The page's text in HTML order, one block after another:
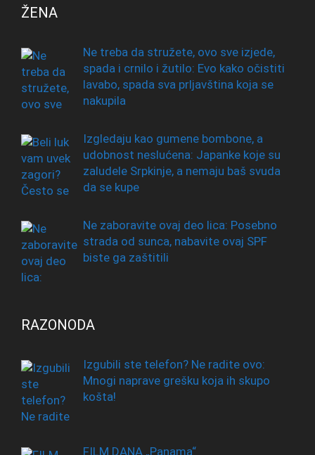
ŽENA
Ne treba da stružete, ovo sve izjede,
spada i crnilo i žutilo: Evo kako očistiti
lavabo, spada sva prljavština koja se
nakupila
Izgledaju kao gumene bombone, a
udobnost neslućena: Japanke koje su
zaludele Srpkinje, a nemaju baš svuda
da se kupe
Ne zaboravite ovaj deo lica: Posebno
strada od sunca, nabavite ovaj SPF
biste ga zaštitili
RAZONODA
Izgubili ste telefon? Ne radite ovo:
Mnogi naprave grešku koja ih skupo
košta!
FILM DANA „Panama“